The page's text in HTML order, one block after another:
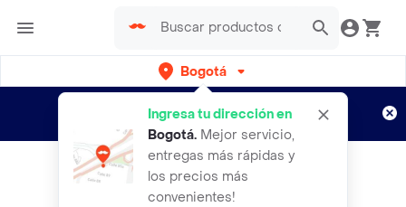
Bogotá
Ingresa tu dirección en
Bogotá. Mejor servicio,
entregas más rápidas y
los precios más
convenientes!
envíos gratis por semanas
Aplican TyC